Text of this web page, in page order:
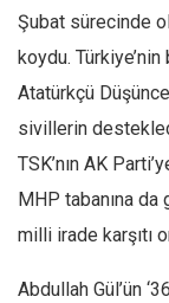
Afrika
İslam
Amerika
Tarih
Düşünce
Şubat sürecinde
koydu.
Atatürkçü
sivillerin
TSK’nın AK
MHP tabanına da
milli irade karşıtı
Abdullah Gül’ün